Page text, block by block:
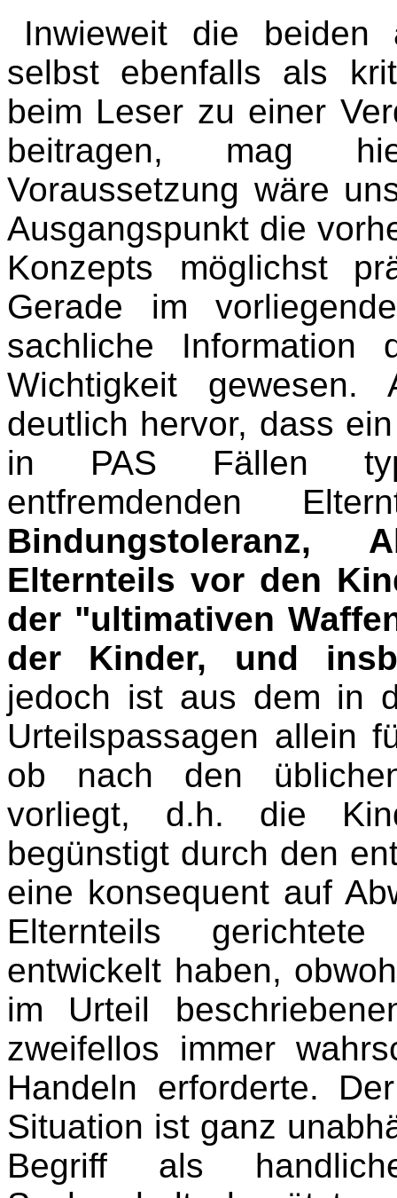
Inwieweit die beiden
selbst ebenfalls als
beim Leser zu einer
beitragen, mag
Voraussetzung wäre
Ausgangspunkt die
Konzepts möglichst
Gerade im
sachliche Information
Wichtigkeit
deutlich hervor, dass
in PAS Fällen
entfremdenden
Bindungstoleranz,
Elternteils vor den
der "ultimativen
der Kinder, und
jedoch ist aus dem in
Urteilspassagen allein
ob nach den
vorliegt, d.h. die
begünstigt durch den
eine konsequent auf
Elternteils gerichtete
entwickelt haben,
im Urteil
zweifellos immer
Handeln erforderte.
Situation ist ganz
Begriff als